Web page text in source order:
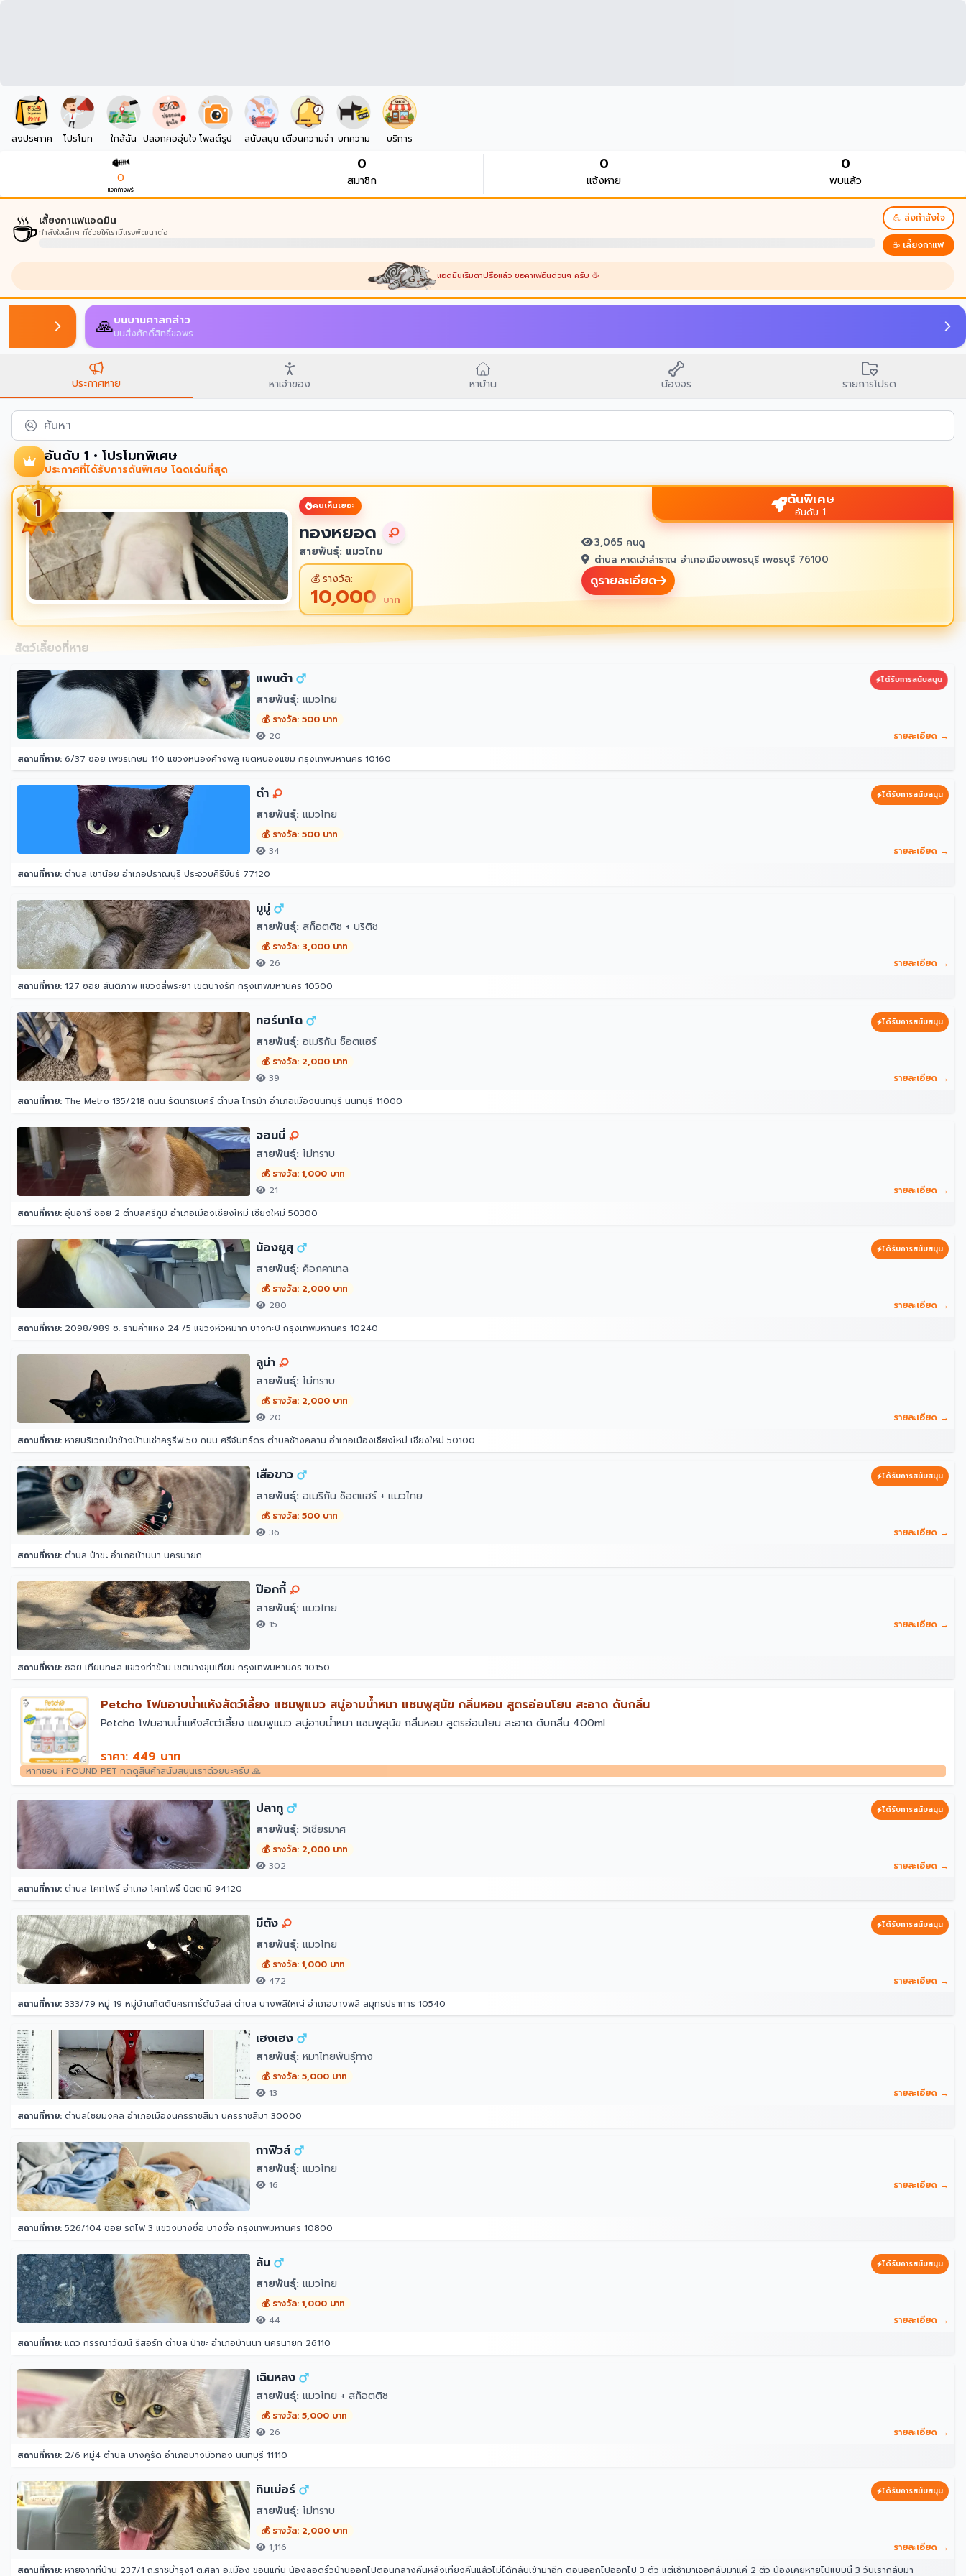
ลงประกาศ โปรโมท ใกล้ฉัน ปลอกคออุ่นใจ โพสต์รูป สนับสนุน เตือนความจำ บทความ บริการ
0
แจกก้างฟรี
0
สมาชิก
0
แจ้งหาย
0
พบแล้ว
☕เลี้ยงกาแฟแอดมิน
กำลังใจเล็กๆ ที่ช่วยให้เรามีแรงพัฒนาต่อ
💪 ส่งกำลังใจ
☕ เลี้ยงกาแฟ
แอดมินเริ่มตาปรือแล้ว ขอคาเฟอีนด่วนๆ ครับ ☕
🙏บนบานศาลกล่าว
บนสิ่งศักดิ์สิทธิ์ขอพร
ประกาศหาย หาเจ้าของ หาบ้าน น้องจร รายการโปรด
ค้นหา
อันดับ 1 • โปรโมทพิเศษ
ประกาศที่ได้รับการดันพิเศษ โดดเด่นที่สุด
คนเห็นเยอะ
ทองหยอด
สายพันธุ์: แมวไทย
💰 รางวัล:
10,000 บาท
ดันพิเศษ
อันดับ 1
3,065 คนดู
ตำบล หาดเจ้าสำราญ อำเภอเมืองเพชรบุรี เพชรบุรี 76100
ดูรายละเอียด
สัตว์เลี้ยงที่หาย
แพนด้า
ได้รับการสนับสนุน
สายพันธุ์: แมวไทย
💰 รางวัล: 500 บาท
20
รายละเอียด →
สถานที่หาย: 6/37 ซอย เพชรเกษม 110 แขวงหนองค้างพลู เขตหนองแขม กรุงเทพมหานคร 10160
ดำ ได้รับการสนับสนุน
สายพันธุ์: แมวไทย
💰 รางวัล: 500 บาท
34
รายละเอียด →
สถานที่หาย: ตำบล เขาน้อย อำเภอปราณบุรี ประจวบคีรีขันธ์ 77120
มูมู่
สายพันธุ์: สก็อตติช + บริติช
💰 รางวัล: 3,000 บาท
26
รายละเอียด →
สถานที่หาย: 127 ซอย สันติภาพ แขวงสี่พระยา เขตบางรัก กรุงเทพมหานคร 10500
ทอร์นาโด ได้รับการสนับสนุน
สายพันธุ์: อเมริกัน ช็อตแฮร์
💰 รางวัล: 2,000 บาท
39
รายละเอียด →
สถานที่หาย: The Metro 135/218 ถนน รัตนาธิเบศร์ ตำบล ไทรม้า อำเภอเมืองนนทบุรี นนทบุรี 11000
จอนนี่
สายพันธุ์: ไม่ทราบ
💰 รางวัล: 1,000 บาท
21
รายละเอียด →
สถานที่หาย: อุ่นอารี ซอย 2 ตำบลศรีภูมิ อำเภอเมืองเชียงใหม่ เชียงใหม่ 50300
น้องยูสุ ได้รับการสนับสนุน
สายพันธุ์: ค็อกคาเทล
💰 รางวัล: 2,000 บาท
280
รายละเอียด →
สถานที่หาย: 2098/989 ซ. รามคำแหง 24 /5 แขวงหัวหมาก บางกะปิ กรุงเทพมหานคร 10240
ลูน่า
สายพันธุ์: ไม่ทราบ
💰 รางวัล: 2,000 บาท
20
รายละเอียด →
สถานที่หาย: หายบริเวณป่าข้างบ้านเช่าครูรีฟ 50 ถนน ศรีจันทร์ดร ตำบลช้างคลาน อำเภอเมืองเชียงใหม่ เชียงใหม่ 50100
เสือขาว ได้รับการสนับสนุน
สายพันธุ์: อเมริกัน ช็อตแฮร์ + แมวไทย
💰 รางวัล: 500 บาท
36
รายละเอียด →
สถานที่หาย: ตำบล ป่าขะ อำเภอบ้านนา นครนายก
ป๊อกกี้
สายพันธุ์: แมวไทย
15 รายละเอียด →
สถานที่หาย: ซอย เทียนทะเล แขวงท่าข้าม เขตบางขุนเทียน กรุงเทพมหานคร 10150
￼Petcho โฟมอาบน้ำแห้งสัตว์เลี้ยง แชมพูแมว สบู่อาบน้ําหมา แชมพูสุนัข กลิ่นหอม สูตรอ่อนโยน สะอาด ดับกลิ่น
￼Petcho โฟมอาบน้ำแห้งสัตว์เลี้ยง แชมพูแมว สบู่อาบน้ําหมา แชมพูสุนัข กลิ่นหอม สูตรอ่อนโยน สะอาด ดับกลิ่น 400ml
ราคา: 449 บาท
หากชอบ i FOUND PET กดดูสินค้าสนับสนุนเราด้วยนะครับ 🙏
ปลาทู ได้รับการสนับสนุน
สายพันธุ์: วิเชียรมาศ
💰 รางวัล: 2,000 บาท
302
รายละเอียด →
สถานที่หาย: ตำบล โคกโพธิ์ อำเภอ โคกโพธิ์ ปัตตานี 94120
มีตัง ได้รับการสนับสนุน
สายพันธุ์: แมวไทย
💰 รางวัล: 1,000 บาท
472
รายละเอียด →
สถานที่หาย: 333/79 หมู่ 19 หมู่บ้านกิตตินครการ์้ด้นวิลล์ ตำบล บางพลีใหญ่ อำเภอบางพลี สมุทรปราการ 10540
เฮงเฮง
สายพันธุ์: หมาไทยพันธุ์ทาง
💰 รางวัล: 5,000 บาท
13
รายละเอียด →
สถานที่หาย: ตำบลไชยมงคล อำเภอเมืองนครราชสีมา นครราชสีมา 30000
กาฟิวส์
สายพันธุ์: แมวไทย
16 รายละเอียด →
สถานที่หาย: 526/104 ซอย รถไฟ 3 แขวงบางซื่อ บางซื่อ กรุงเทพมหานคร 10800
ส้ม ได้รับการสนับสนุน
สายพันธุ์: แมวไทย
💰 รางวัล: 1,000 บาท
44
รายละเอียด →
สถานที่หาย: แถว กรรณาวัฒน์ รีสอร์ท ตำบล ป่าขะ อำเภอบ้านนา นครนายก 26110
เฉินหลง
สายพันธุ์: แมวไทย + สก็อตติช
💰 รางวัล: 5,000 บาท
26
รายละเอียด →
สถานที่หาย: 2/6 หมู่4 ตำบล บางคูรัด อำเภอบางบัวทอง นนทบุรี 11110
ทิมเม่อร์ ได้รับการสนับสนุน
สายพันธุ์: ไม่ทราบ
💰 รางวัล: 2,000 บาท
1,116
รายละเอียด →
สถานที่หาย: หายจากที่บ้าน 237/1 ถ.ราชบำรุง1 ต.ศิลา อ.เมือง ขอนแก่น น้องลอดรั้วบ้านออกไปตอนกลางคืนหลังเที่ยงคืนแล้วไม่ได้กลับเข้ามาอีก ตอนออกไปออกไป 3 ตัว แต่เช้ามาเจอกลับมาแค่ 2 ตัว น้องเคยหายไปแบบนี้ 3 วันเรากลับมา